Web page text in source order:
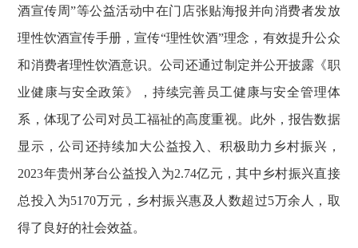
酒宣传周”等公益活动中在门店张贴海报并向消费者发放
理性饮酒宣传手册，宣传“理性饮酒”理念，有效提升公众
和消费者理性饮酒意识。公司还通过制定并公开披露《职
业健康与安全政策》，持续完善员工健康与安全管理体
系，体现了公司对员工福祉的高度重视。此外，报告数据
显示，公司还持续加大公益投入、积极助力乡村振兴，
2023年贵州茅台公益投入为2.74亿元，其中乡村振兴直接
总投入为5170万元，乡村振兴惠及人数超过5万余人，取
得了良好的社会效益。